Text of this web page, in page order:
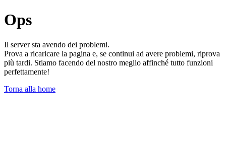
Ops
Il server sta avendo dei problemi.
Prova a ricaricare la pagina e, se continui ad avere problemi, riprova
più tardi. Stiamo facendo del nostro meglio affinché tutto funzioni
perfettamente!
Torna alla home